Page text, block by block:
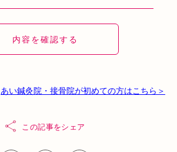
あい鍼灸院・接骨院が初めての方はこちら＞
この記事をシェア